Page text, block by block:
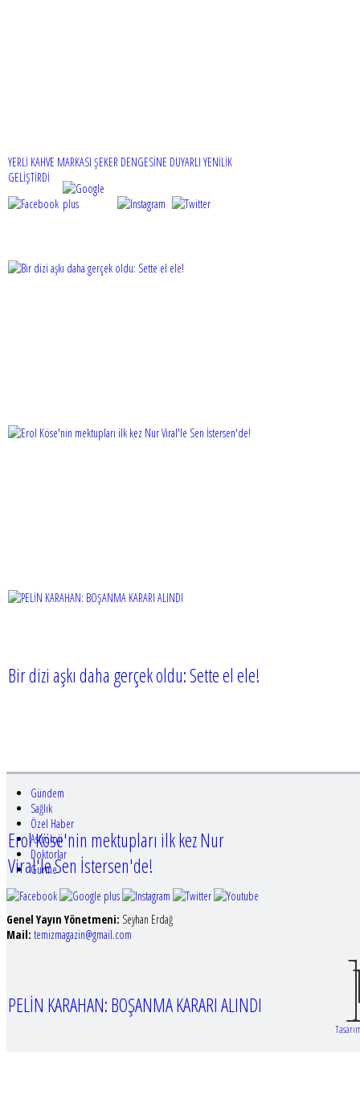
YERLİ KAHVE MARKASI ŞEKER DENGESİNE DUYARLI YENİLİK
GELİŞTİRDİ
Bir dizi aşkı daha gerçek oldu: Sette el ele!
Erol Köse'nin mektupları ilk kez Nur
Viral'le Sen İstersen'de!
PELİN KARAHAN: BOŞANMA KARARI ALINDI
Gündem
Sağlık
Özel Haber
Astroloji
Doktorlar
Gurme
Genel Yayın Yönetmeni: Seyhan Erdağ
Mail: temizmagazin@gmail.com